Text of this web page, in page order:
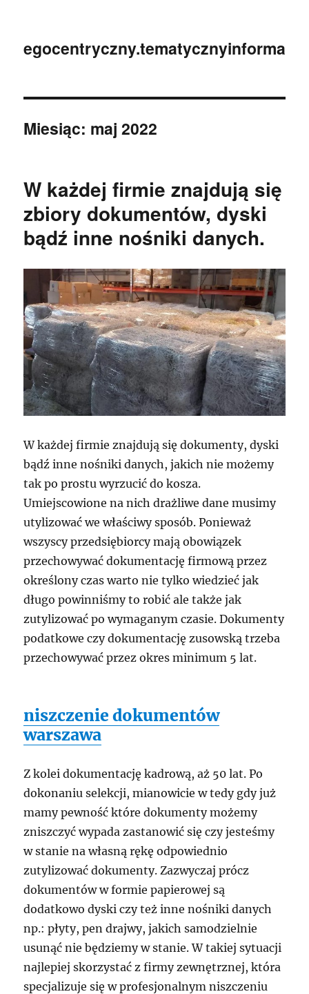
Miesiąc: maj 2022
W każdej firmie znajdują się
zbiory dokumentów, dyski
bądź inne nośniki danych.
W każdej firmie znajdują się dokumenty, dyski
bądź inne nośniki danych, jakich nie możemy
tak po prostu wyrzucić do kosza.
Umiejscowione na nich drażliwe dane musimy
utylizować we właściwy sposób. Ponieważ
wszyscy przedsiębiorcy mają obowiązek
przechowywać dokumentację firmową przez
określony czas warto nie tylko wiedzieć jak
długo powinniśmy to robić ale także jak
zutylizować po wymaganym czasie. Dokumenty
podatkowe czy dokumentację zusowską trzeba
przechowywać przez okres minimum 5 lat.
niszczenie dokumentów
warszawa
Z kolei dokumentację kadrową, aż 50 lat. Po
dokonaniu selekcji, mianowicie w tedy gdy już
mamy pewność które dokumenty możemy
zniszczyć wypada zastanowić się czy jesteśmy
w stanie na własną rękę odpowiednio
zutylizować dokumenty. Zazwyczaj prócz
dokumentów w formie papierowej są
dodatkowo dyski czy też inne nośniki danych
np.: płyty, pen drajwy, jakich samodzielnie
usunąć nie będziemy w stanie. W takiej sytuacji
najlepiej skorzystać z firmy zewnętrznej, która
specjalizuje się w profesjonalnym niszczeniu